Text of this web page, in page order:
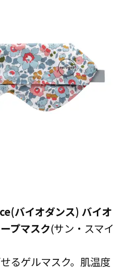
バイオダンス) バイオ
プマスク(サン・スマイ
るゲルマスク。肌温度